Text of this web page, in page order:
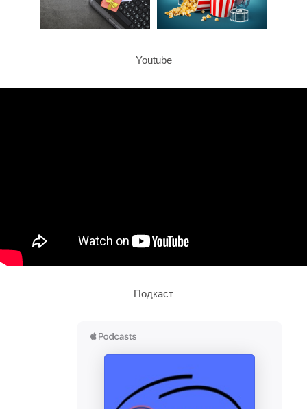
12 апреля - День
знаменитая фраза, которую сказал
Гагарин - обычный советский гражданин,
Youtube
Подкаст